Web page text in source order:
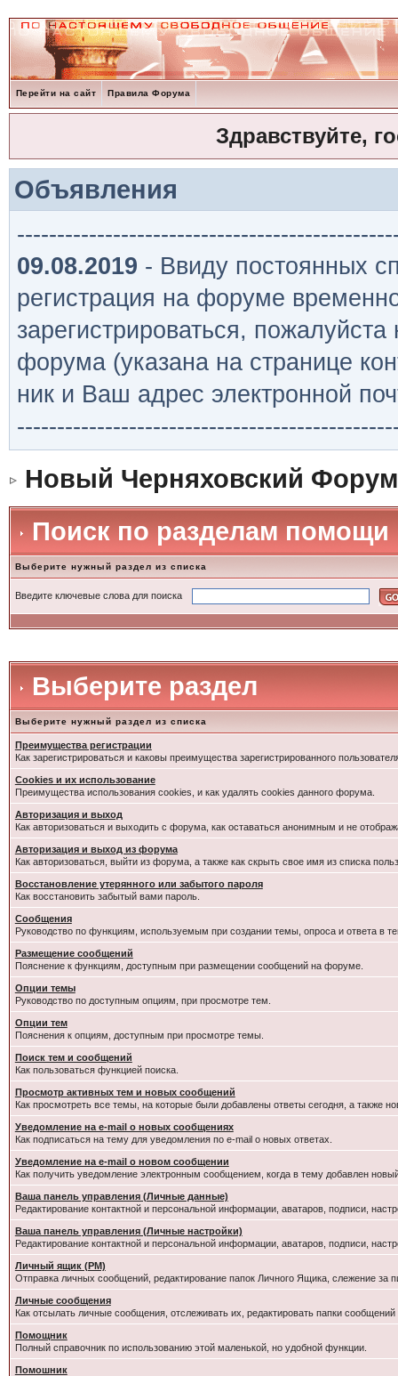
Перейти на сайт Правила Форума
Здравствуйте,
Объявления
09.08.2019 - Ввиду постоянных
регистрация на форуме
зарегистрироваться,
форума (указана на странице
ник и Ваш адрес электронной
Новый Черняховский Форум
Поиск по разделам помощи
Выберите нужный раздел из списка
Введите ключевые слова для поиска
Выберите раздел
Выберите нужный раздел из списка
Преимущества регистрации
Как зарегистрироваться и каковы преимущества зарегистрированного
Cookies и их использование
Преимущества использования cookies, и как удалять cookies данного форума.
Авторизация и выход
Как авторизоваться и выходить с форума, как оставаться анонимным и не
Авторизация и выход из форума
Как авторизоваться, выйти из форума, а также как скрыть свое имя из списка
Восстановление утерянного или забытого пароля
Как восстановить забытый вами пароль.
Сообщения
Руководство по функциям, используемым при создании темы, опроса и ответа в
Размещение сообщений
Пояснение к функциям, доступным при размещении сообщений на форуме.
Опции темы
Руководство по доступным опциям, при просмотре тем.
Опции тем
Пояснения к опциям, доступным при просмотре темы.
Поиск тем и сообщений
Как пользоваться функцией поиска.
Просмотр активных тем и новых сообщений
Как просмотреть все темы, на которые были добавлены ответы сегодня, а также
Уведомление на e-mail о новых сообщениях
Как подписаться на тему для уведомления по e-mail о новых ответах.
Уведомление на е-mail о новом сообщении
Как получить уведомление электронным сообщением, когда в тему добавлен
Ваша панель управления (Личные данные)
Редактирование контактной и персональной информации, аватаров, подписи,
Ваша панель управления (Личные настройки)
Редактирование контактной и персональной информации, аватаров, подписи,
Личный ящик (PM)
Отправка личных сообщений, редактирование папок Личного Ящика, слежение за
Личные сообщения
Как отсылать личные сообщения, отслеживать их, редактировать папки
Помощник
Полный справочник по использованию этой маленькой, но удобной функции.
Помошник